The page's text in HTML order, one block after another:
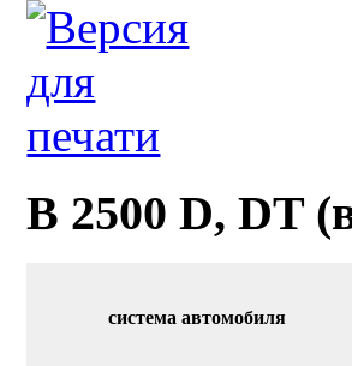
B 2500 D, DT
система автомобиля